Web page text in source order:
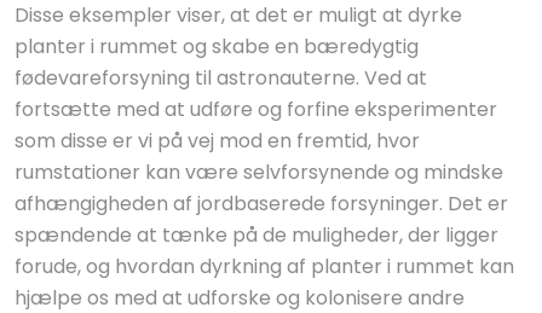
Disse eksempler viser, at det er muligt at dyrke
planter i rummet og skabe en bæredygtig
fødevareforsyning til astronauterne. Ved at
fortsætte med at udføre og forfine eksperimenter
som disse er vi på vej mod en fremtid, hvor
rumstationer kan være selvforsynende og mindske
afhængigheden af jordbaserede forsyninger. Det er
spændende at tænke på de muligheder, der ligger
forude, og hvordan dyrkning af planter i rummet kan
hjælpe os med at udforske og kolonisere andre